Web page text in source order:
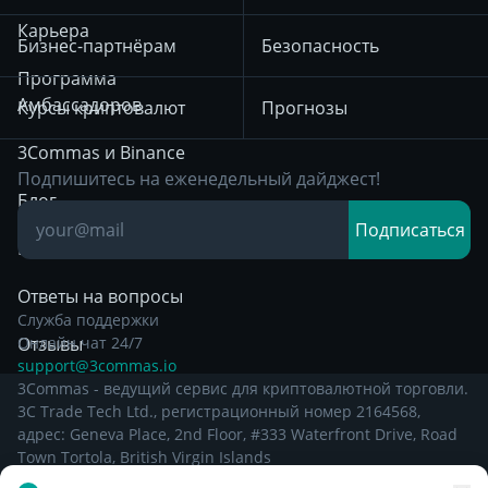
HTX
Bybit
BNB
Торговля на
возврате к
среднему
торговля
Дейтрейдинг
Торговля на пробой
использования с 18
декабря 2025
Уведомление о
конфиденциальности
с 29 декабря 2024
Остальная
Правовая
Информация
Карьера
Программа
Амбассадоров
3Commas и Binance
Блог
База знаний
Ответы на вопросы
Отзывы
Бизнес-партнёрам
Курсы криптовалют
Безопасность
Прогнозы
Подпишитесь на еженедельный дайджест!
Подписаться
Служба поддержки
Онлайн чат 24/7
support@3commas.io
3Commas - ведущий сервис для криптовалютной торговли.
3C Trade Tech Ltd., регистрационный номер 2164568,
адрес: Geneva Place, 2nd Floor, #333 Waterfront Drive, Road
Town Tortola, British Virgin Islands